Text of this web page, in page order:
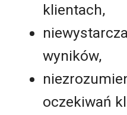
klientach,
wyników,
oczekiwań